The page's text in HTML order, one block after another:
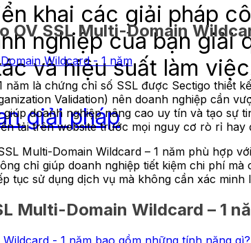
khai các giải pháp
nghiệp của bạn giải
và hiệu suất làm
giải pháp
SSL Multi-Domain
năm là chứng chỉ số SSL được Sectigo thiết
Validation) nên doanh nghiệp cần
doanh nghiệp nâng cao uy tín và tạo
tải trên website trước mọi nguy cơ rò rỉ hay
Multi-Domain Wildcard – 1 năm phù hợp
chỉ giúp doanh nghiệp tiết kiệm chi phí
tục sử dụng dịch vụ mà không cần xác minh
Multi-Domain Wildcard – 1